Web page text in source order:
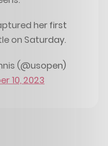
her first
on Saturday.
(@usopen)
10, 2023